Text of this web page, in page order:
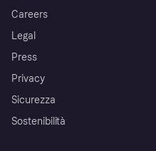
Careers
Legal
Press
Privacy
Sicurezza
Sostenibilità